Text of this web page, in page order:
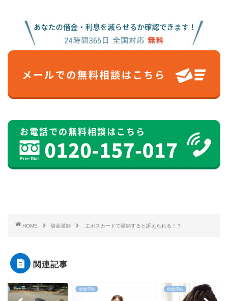
HOME 借金滞納 エポスカードで滞納すると訴えられる！？
関連記事
滞納 借金滞納 借金滞納